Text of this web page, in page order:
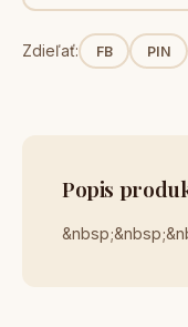
Zdieľať: FB PIN
Popis